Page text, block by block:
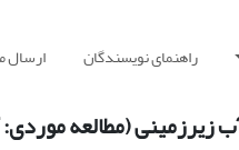
راهنمای نویسندگان ارسال
زیرزمینی (مطالعه